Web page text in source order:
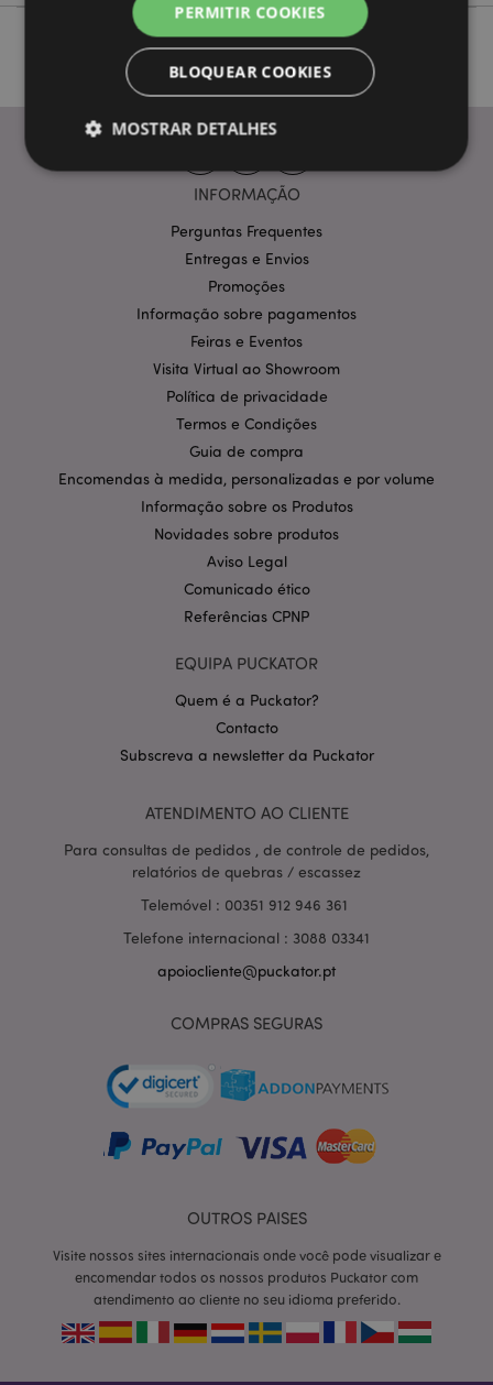
INFORMAÇÃO
Perguntas Frequentes
Entregas e Envios
Promoções
Informação sobre pagamentos
Feiras e Eventos
Visita Virtual ao Showroom
Política de privacidade
Termos e Condições
Guia de compra
Encomendas à medida, personalizadas e por volume
Informação sobre os Produtos
Novidades sobre produtos
Aviso Legal
Comunicado ético
Referências CPNP
EQUIPA PUCKATOR
Quem é a Puckator?
Contacto
Subscreva a newsletter da Puckator
ATENDIMENTO AO CLIENTE
Para consultas de pedidos , de controle de pedidos,
relatórios de quebras / escassez
Telemóvel : 00351 912 946 361
Telefone internacional : 3088 03341
apoiocliente@puckator.pt
COMPRAS SEGURAS
OUTROS PAISES
Visite nossos sites internacionais onde você pode visualizar e
encomendar todos os nossos produtos Puckator com
atendimento ao cliente no seu idioma preferido.
PERMITIR COOKIES
BLOQUEAR COOKIES
MOSTRAR DETALHES
Segmentação
Funcionalidade
Os cookies estritamente necessários permitem
funcionalidades centrais do website, tais como login
de utilizador e gestão de conta. O sítio web não
pode ser utilizado correctamente sem os cookies
.www.puckator.pt
Adobe Inc.
www.puckator.pt
Política de Privacidade da